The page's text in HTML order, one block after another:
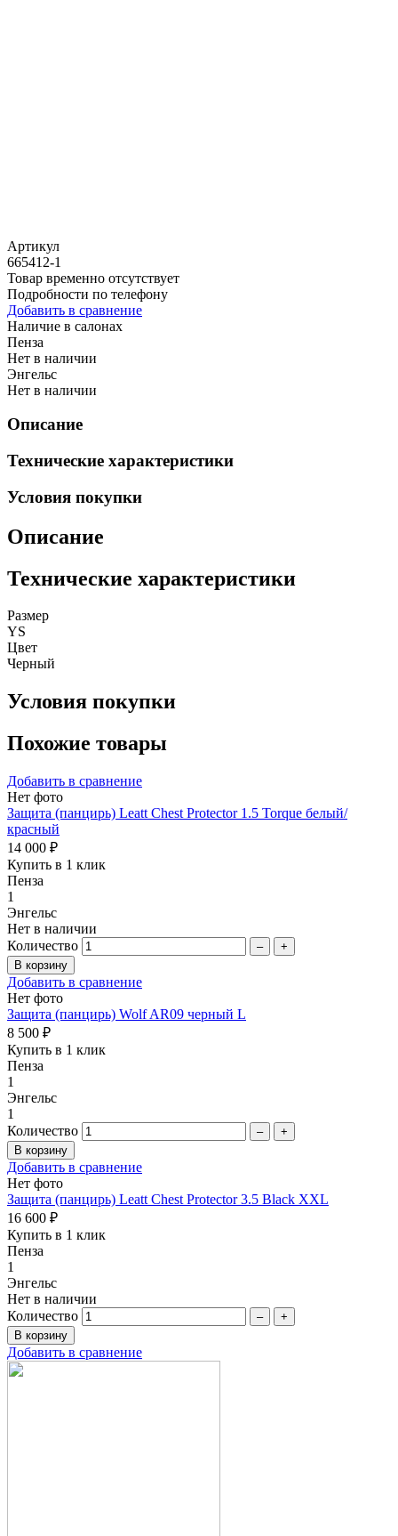
Артикул
665412-1
Товар временно отсутствует
Подробности по телефону
Добавить в сравнение
Наличие в салонах
Пенза
Нет в наличии
Энгельс
Нет в наличии
Описание
Технические характеристики
Условия покупки
Описание
Технические характеристики
Размер
YS
Цвет
Черный
Условия покупки
Похожие товары
Добавить в сравнение
Нет фото
Защита (панцирь) Leatt Chest Protector 1.5 Torque белый/
красный
14 000 ₽
Купить в 1 клик
Пенза
1
Энгельс
Нет в наличии
Количество
– +
Добавить в сравнение
Нет фото
Защита (панцирь) Wolf AR09 черный L
8 500 ₽
Купить в 1 клик
Пенза
1
Энгельс
1
Количество
– +
Добавить в сравнение
Нет фото
Защита (панцирь) Leatt Chest Protector 3.5 Black XXL
16 600 ₽
Купить в 1 клик
Пенза
1
Энгельс
Нет в наличии
Количество
– +
Добавить в сравнение